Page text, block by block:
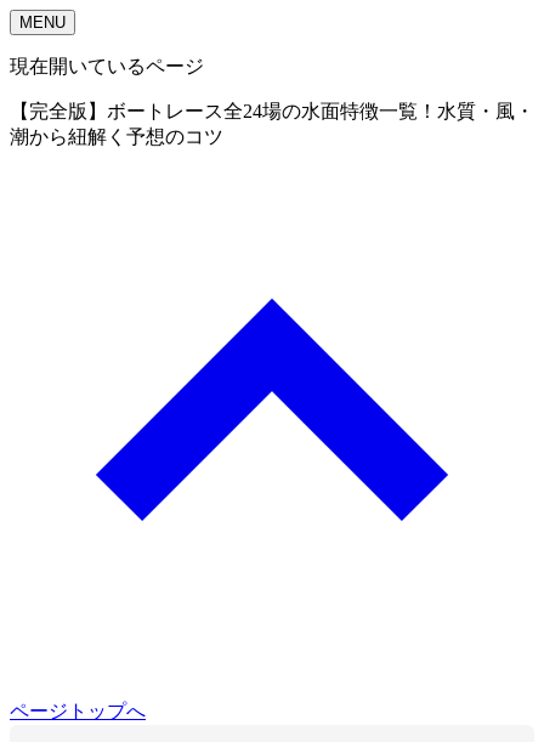
MENU
現在開いているページ
【完全版】ボートレース全24場の水面特徴一覧！水質・風・
潮から紐解く予想のコツ
ページトップへ